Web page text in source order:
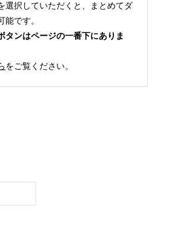
選択していただくと、まとめてダ
能です。
タンはページの一番下にありま
をご覧ください。